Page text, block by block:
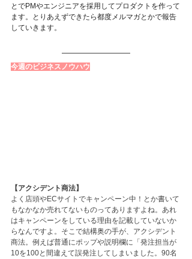
とでPMやエンジニアを採用してプロダクトを作って
ます。とりあえずできたら都度メルマガとかで報告
していきます。
今週のビジネスノウハウ
【アクシデント商法】
よく店頭やECサイトでキャンペーン中！とか書いて
もなかなか売れてないものってありますよね。あれ
はキャンペーンをしている理由を記載していないか
らなんですよ。そこで結構奥の手が、アクシデント
商法。例えば普通にポップや説明欄に「発注担当が
10を100と間違えて誤発注してしまいました。90名